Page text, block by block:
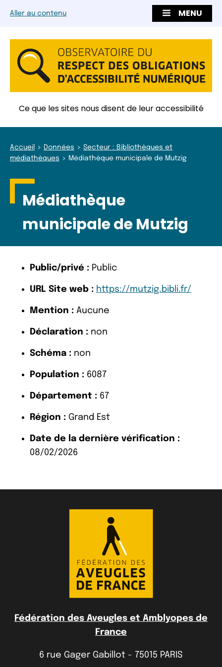
Aller au contenu MENU
Ce que les sites nous disent de leur accessibilité
Accueil Données
Secteur : Bibliothèques et
médiathèques
Médiathèque municipale de Mutzig
Médiathèque
municipale de Mutzig
Public/privé : Public
URL Site web : https://mutzig.bibli.fr/
Mention : Aucune
Déclaration : non
Schéma : non
Population : 6087
Département : 67
Région : Grand Est
Date de la dernière vérification :
08/02/2026
Fédération des Aveugles et Amblyopes de
France
6 rue Gager Gabillot - 75015 PARIS